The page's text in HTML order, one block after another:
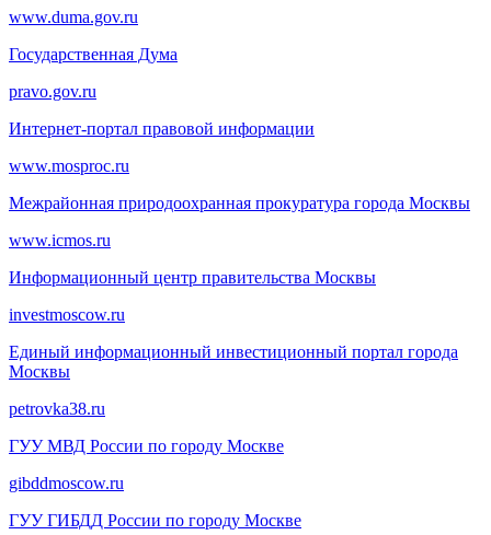
www.duma.gov.ru
Государственная Дума
pravo.gov.ru
Интернет-портал правовой информации
www.mosproc.ru
Межрайонная природоохранная прокуратура города Москвы
www.icmos.ru
Информационный центр правительства Москвы
investmoscow.ru
Единый информационный инвестиционный портал города
Москвы
petrovka38.ru
ГУУ МВД России по городу Москве
gibddmoscow.ru
ГУУ ГИБДД России по городу Москве